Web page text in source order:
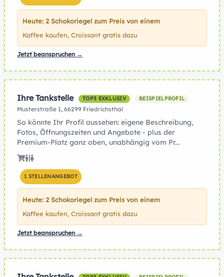
Heute: 2 Schokoriegel zum Preis von einem
Kaffee kaufen, Croissant gratis dazu
Jetzt beanspruchen →
Ihre Tankstelle TOP3 EXKLUSIV BEISPIELPROFIL
Musterstraße 1, 66299 Friedrichsthal
So könnte Ihr Profil aussehen: eigene Beschreibung,
Fotos, Öffnungszeiten und Angebote - plus der
Premium-Platz ganz oben, unabhängig vom Pr...
1 STELLENANGEBOT
Heute: 2 Schokoriegel zum Preis von einem
Kaffee kaufen, Croissant gratis dazu
Jetzt beanspruchen →